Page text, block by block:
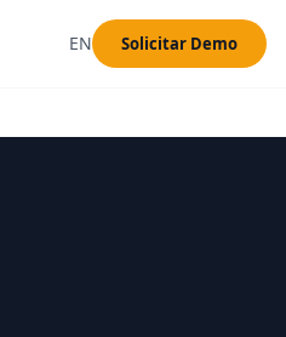
EN Solicitar Demo